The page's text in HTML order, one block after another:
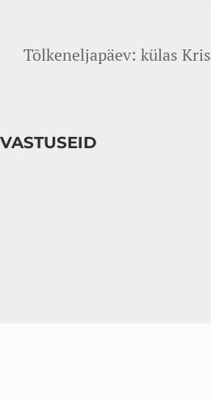
Tõlkeneljapäev: külas